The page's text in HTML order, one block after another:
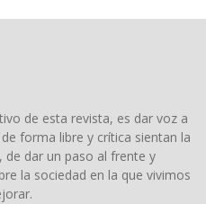
de esta revista, es dar voz a
forma libre y crítica sientan la
de dar un paso al frente y
la sociedad en la que vivimos